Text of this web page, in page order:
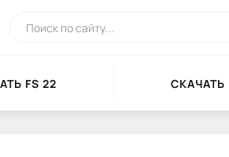
FS 22 СКАЧАТЬ